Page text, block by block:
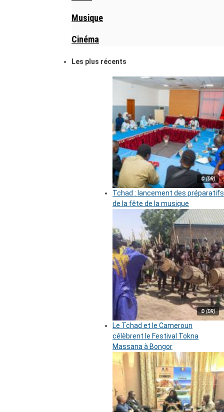
Musique
Cinéma
Les plus récents
© (DR)
Tchad : lancement des préparatifs
de la fête de la musique
© (DR)
Le Tchad et le Cameroun
célèbrent le Festival Tokna
Massana à Bongor